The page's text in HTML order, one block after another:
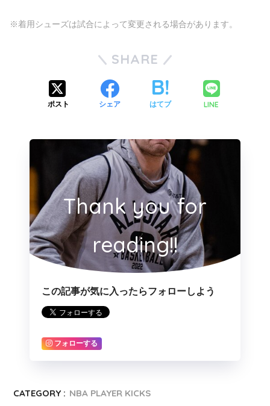
※着用シューズは試合によって変更される場合があります。
SHARE
ポスト シェア はてブ LINE
Thank you for
reading!!
この記事が気に入ったらフォローしよう
フォローする
CATEGORY : NBA PLAYER KICKS